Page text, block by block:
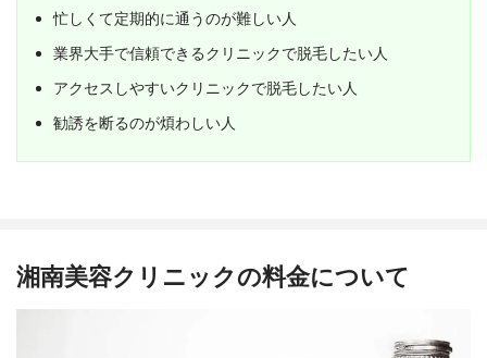
忙しくて定期的に通うのが難しい人
業界大手で信頼できるクリニックで脱毛したい人
アクセスしやすいクリニックで脱毛したい人
勧誘を断るのが煩わしい人
湘南美容クリニックの料金について